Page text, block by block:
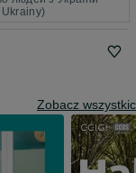
Zobacz